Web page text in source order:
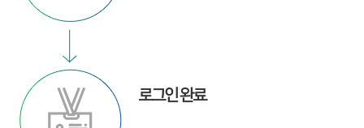
로그인 완료